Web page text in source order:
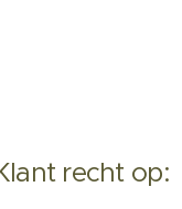
recht op: